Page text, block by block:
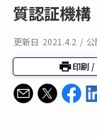
質認証機構
更新日 2021.4.2 / 公
印刷 /